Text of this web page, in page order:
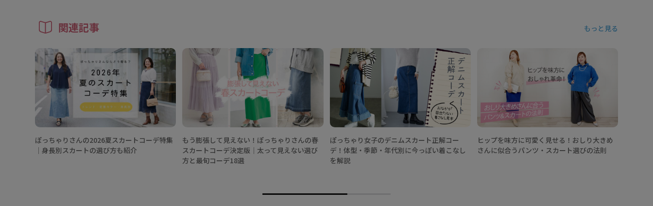
関連記事 もっと見る
ぽっちゃりさんの2026夏スカートコーデ特集
│身長別スカートの選び方も紹介
もう膨張して見えない！ぽっちゃりさんの春
スカートコーデ決定版│太って見えない選び
方と最旬コーデ18選
ぽっちゃり女子のデニムスカート正解コー
デ！体型・季節・年代別に今っぽい着こなし
を解説
ヒップを味方に可愛く見せる！おしり大きめ
さんに似合うパンツ・スカート選びの法則